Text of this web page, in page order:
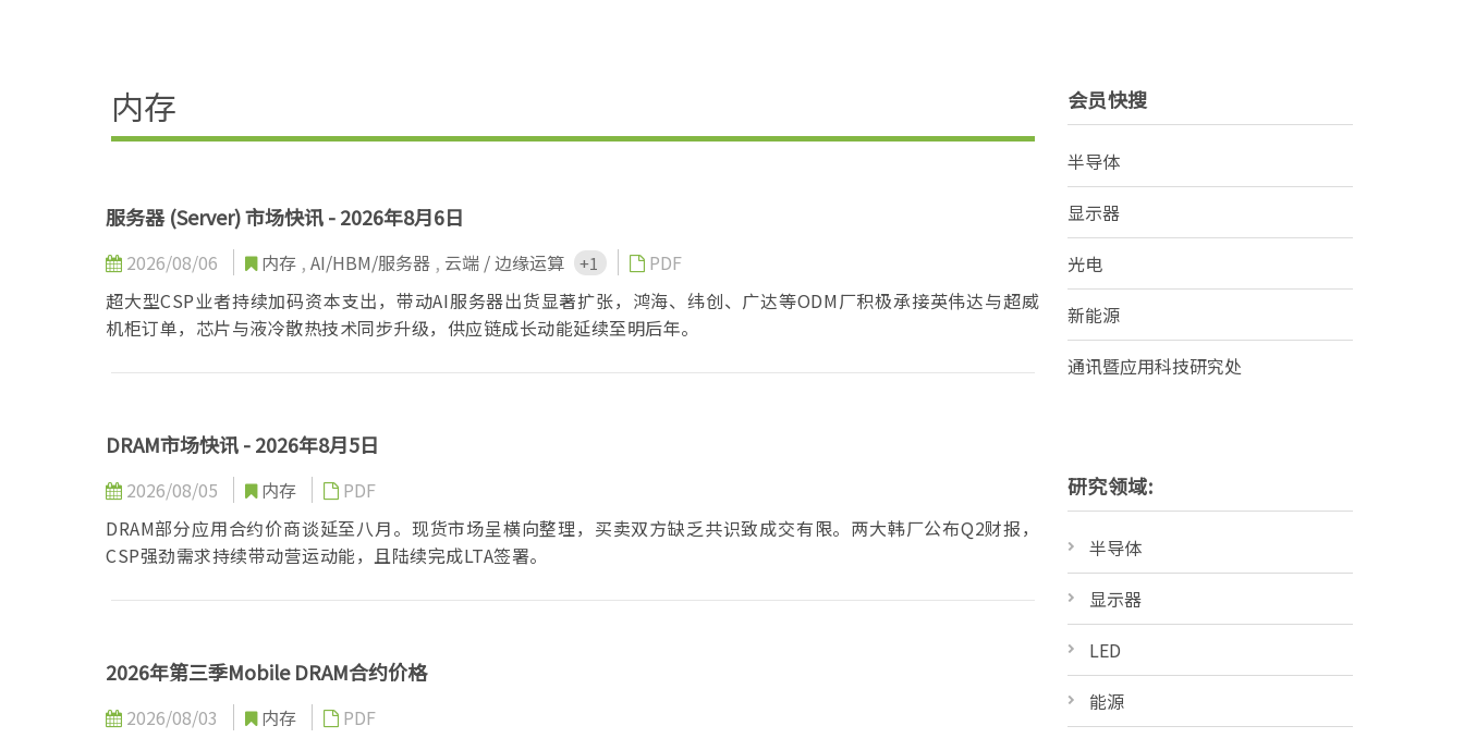
内存
服务器 (Server) 市场快讯 - 2026年8月6日
2026/08/06 内存 , AI/HBM/服务器 , 云端 / 边缘运算 +1
PDF
超大型CSP业者持续加码资本支出，带动AI服务器出货显著扩张，鸿海、纬创、广达等ODM厂积极承接英伟达与超威
机柜订单，芯片与液冷散热技术同步升级，供应链成长动能延续至明后年。
DRAM市场快讯 - 2026年8月5日
2026/08/05 内存
PDF
DRAM部分应用合约价商谈延至八月。现货市场呈横向整理，买卖双方缺乏共识致成交有限。两大韩厂公布Q2财报，
CSP强劲需求持续带动营运动能，且陆续完成LTA签署。
2026年第三季Mobile DRAM合约价格
2026/08/03 内存
PDF
会员快搜
半导体
显示器
光电
新能源
通讯暨应用科技研究处
研究领域:
半导体
显示器
LED
能源